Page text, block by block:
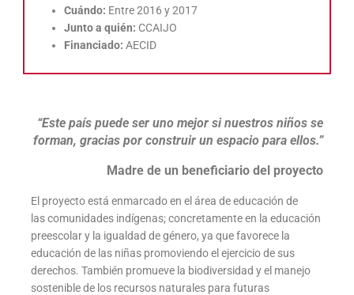
Cuándo: Entre 2016 y 2017
Junto a quién: CCAIJO
Financiado:AECID
“Este país puede ser uno mejor si nuestros niños se
forman, gracias por construir un espacio para ellos.”
Madre de un beneficiario del proyecto
El proyecto está enmarcado en el área de educación de
las comunidades indígenas; concretamente en la educación
preescolar y la igualdad de género, ya que favorece la
educación de las niñas promoviendo el ejercicio de sus
derechos. También promueve la biodiversidad y el manejo
sostenible de los recursos naturales para futuras